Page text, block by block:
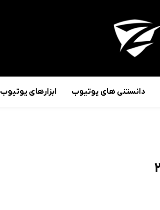
دانستنی های یوتیوب ابزارهای یوتیوب